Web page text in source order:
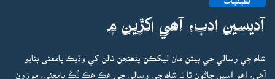
آديسين ادب، آھي اکڙين ۾
شاھ جي رسالي جي بيتن مان ليکڪن پنھنجن نالن کي وڌيڪ بامعنى بنايو
آهي، اِهو اسين ڄاڻون ٿا تہ شاھ جي رسالي جي هڪ هڪ تُڪَ بامعنى، موزون